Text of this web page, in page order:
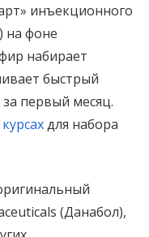
инъекционного
на фоне
набирает
быстрый
первый месяц.
для набора
(Данабол),